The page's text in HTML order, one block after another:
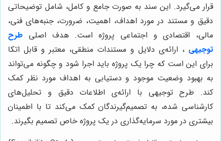
قرار می‌گیرد. این سند به صورت جامع و کامل، شامل توضیحاتی
دقیق و مستند در مورد اهداف، اهمیت، ضرورت، جنبه‌های فنی،
مالی، اقتصادی و اجتماعی پروژه است. هدف اصلی طرح
توجیهی ، ارائه‌ی دلایل و مستندات منطقی، معتبر و قابل اتکا
برای این است که چرا یک پروژه باید اجرا شود و چگونه می‌تواند
به بهبود وضعیت موجود و دستیابی به اهداف مورد نظر کمک
کند. طرح توجیهی با ارائه‌ی اطلاعات دقیق و تحلیل‌های
کارشناسی شده، به تصمیم‌گیرندگان کمک می‌کند تا با اطمینان
بیشتری در مورد سرمایه‌گذاری در یک پروژه خاص تصمیم بگیرند.